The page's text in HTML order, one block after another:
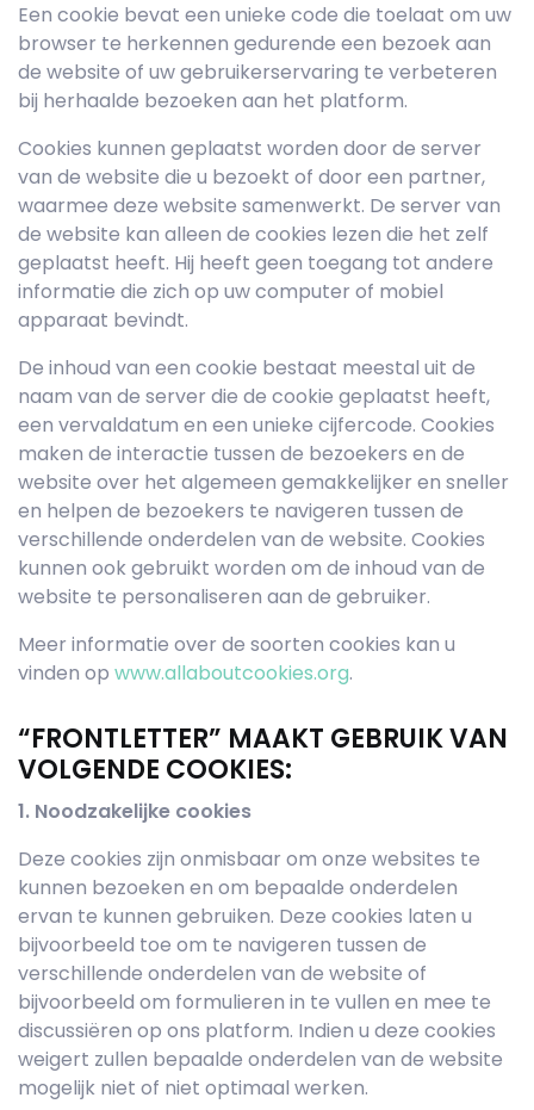
Een cookie bevat een unieke code die toelaat om uw
browser te herkennen gedurende een bezoek aan
de website of uw gebruikerservaring te verbeteren
bij herhaalde bezoeken aan het platform.
Cookies kunnen geplaatst worden door de server
van de website die u bezoekt of door een partner,
waarmee deze website samenwerkt. De server van
de website kan alleen de cookies lezen die het zelf
geplaatst heeft. Hij heeft geen toegang tot andere
informatie die zich op uw computer of mobiel
apparaat bevindt.
De inhoud van een cookie bestaat meestal uit de
naam van de server die de cookie geplaatst heeft,
een vervaldatum en een unieke cijfercode. Cookies
maken de interactie tussen de bezoekers en de
website over het algemeen gemakkelijker en sneller
en helpen de bezoekers te navigeren tussen de
verschillende onderdelen van de website. Cookies
kunnen ook gebruikt worden om de inhoud van de
website te personaliseren aan de gebruiker.
Meer informatie over de soorten cookies kan u
vinden op www.allaboutcookies.org.
“FRONTLETTER” MAAKT GEBRUIK VAN
VOLGENDE COOKIES:
1. Noodzakelijke cookies
Deze cookies zijn onmisbaar om onze websites te
kunnen bezoeken en om bepaalde onderdelen
ervan te kunnen gebruiken. Deze cookies laten u
bijvoorbeeld toe om te navigeren tussen de
verschillende onderdelen van de website of
bijvoorbeeld om formulieren in te vullen en mee te
discussiëren op ons platform. Indien u deze cookies
weigert zullen bepaalde onderdelen van de website
mogelijk niet of niet optimaal werken.